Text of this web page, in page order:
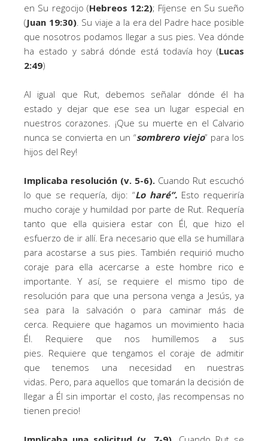
en Su regocijo (Hebreos 12:2); Fíjense en Su sueño
(Juan 19:30). Su viaje a la era del Padre hace posible
que nosotros podamos llegar a sus pies. Vea dónde
ha estado y sabrá dónde está todavía hoy (Lucas
2:49)
Al igual que Rut, debemos señalar dónde él ha
estado y dejar que ese sea un lugar especial en
nuestros corazones. ¡Que su muerte en el Calvario
nunca se convierta en un “sombrero viejo” para los
hijos del Rey!
Implicaba resolución (v. 5-6). Cuando Rut escuchó
lo que se requería, dijo: “Lo haré”. Esto requeriría
mucho coraje y humildad por parte de Rut. Requería
tanto que ella quisiera estar con Él, que hizo el
esfuerzo de ir allí. Era necesario que ella se humillara
para acostarse a sus pies. También requirió mucho
coraje para ella acercarse a este hombre rico e
importante. Y así, se requiere el mismo tipo de
resolución para que una persona venga a Jesús, ya
sea para la salvación o para caminar más de
cerca. Requiere que hagamos un movimiento hacia
Él. Requiere que nos humillemos a sus
pies. Requiere que tengamos el coraje de admitir
que tenemos una necesidad en nuestras
vidas. Pero, para aquellos que tomarán la decisión de
llegar a Él sin importar el costo, ¡las recompensas no
tienen precio!